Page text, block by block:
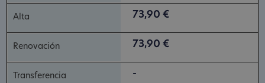
73,90 €
73,90 €
-